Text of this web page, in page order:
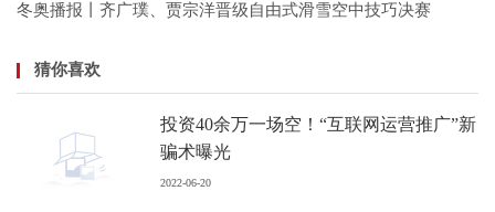
冬奥播报丨齐广璞、贾宗洋晋级自由式滑雪空中技巧决赛
猜你喜欢
投资40余万一场空！“互联网运营推广”新
骗术曝光
2022-06-20